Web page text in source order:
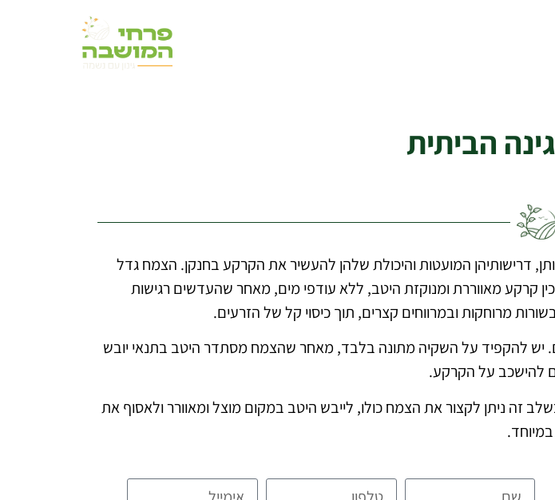
דרישותיהן המועטות והיכולת שלהן להעשיר את הקרקע בחנקן. הצמח גדל
קרקע מאווררת ומנוקזת היטב, ללא עודפי מים, מאחר שהעדשים רגישות
מרוחקות ובמרווחים קצרים, תוך כיסוי קל של הזרעים.
יש להקפיד על השקיה מתונה בלבד, מאחר שהצמח מסתדר היטב בתנאי יובש
להישכב על הקרקע.
ניתן לקצור את הצמח כולו, לייבש היטב במקום מוצל ומאוורר ולאסוף את